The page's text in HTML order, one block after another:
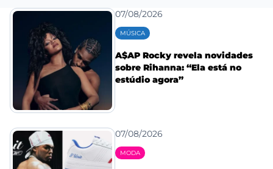
07/08/2026
MÚSICA
A$AP Rocky revela novidades
sobre Rihanna: “Ela está no
estúdio agora”
07/08/2026
MODA